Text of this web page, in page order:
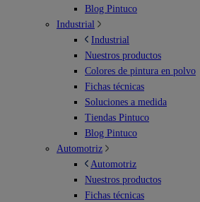
Blog Pintuco
Industrial
Industrial
Nuestros productos
Colores de pintura en polvo
Fichas técnicas
Soluciones a medida
Tiendas Pintuco
Blog Pintuco
Automotriz
Automotriz
Nuestros productos
Fichas técnicas